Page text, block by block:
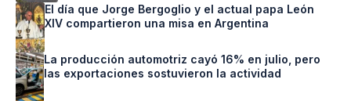
El día que Jorge Bergoglio y el actual papa León
XIV compartieron una misa en Argentina
La producción automotriz cayó 16% en julio, pero
las exportaciones sostuvieron la actividad